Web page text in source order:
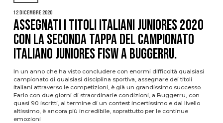
12 Dicembre 2020
Assegnati i titoli italiani juniores 2020
con la seconda tappa del campionato
Italiano Juniores Fisw a Buggerru.
In un anno che ha visto concludere con enormi difficoltà qualsiasi
campionato di qualsiasi disciplina sportiva, assegnare dei titoli
italiani attraverso le competizioni, è già un grandissimo successo.
Farlo con due giorni di straordinarie condizioni, a Buggerru, con
quasi 90 iscritti, al termine di un contest incertissimo e dal livello
altissimo, è ancora più incredibile, soprattutto per le continue
emozioni